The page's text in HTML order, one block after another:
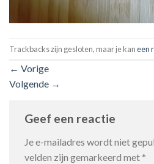
Trackbacks zijn gesloten, maar je kaneen
← Vorige
Volgende →
Geef een reactie
Je e-mailadres wordt niet
velden zijn gemarkeerd met *